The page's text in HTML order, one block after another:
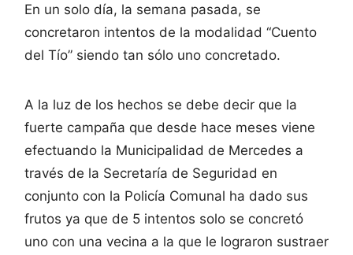
En un solo día, la semana pasada, se
concretaron intentos de la modalidad “Cuento
del Tío” siendo tan sólo uno concretado.
A la luz de los hechos se debe decir que la
fuerte campaña que desde hace meses viene
efectuando la Municipalidad de Mercedes a
través de la Secretaría de Seguridad en
conjunto con la Policía Comunal ha dado sus
frutos ya que de 5 intentos solo se concretó
uno con una vecina a la que le lograron sustraer